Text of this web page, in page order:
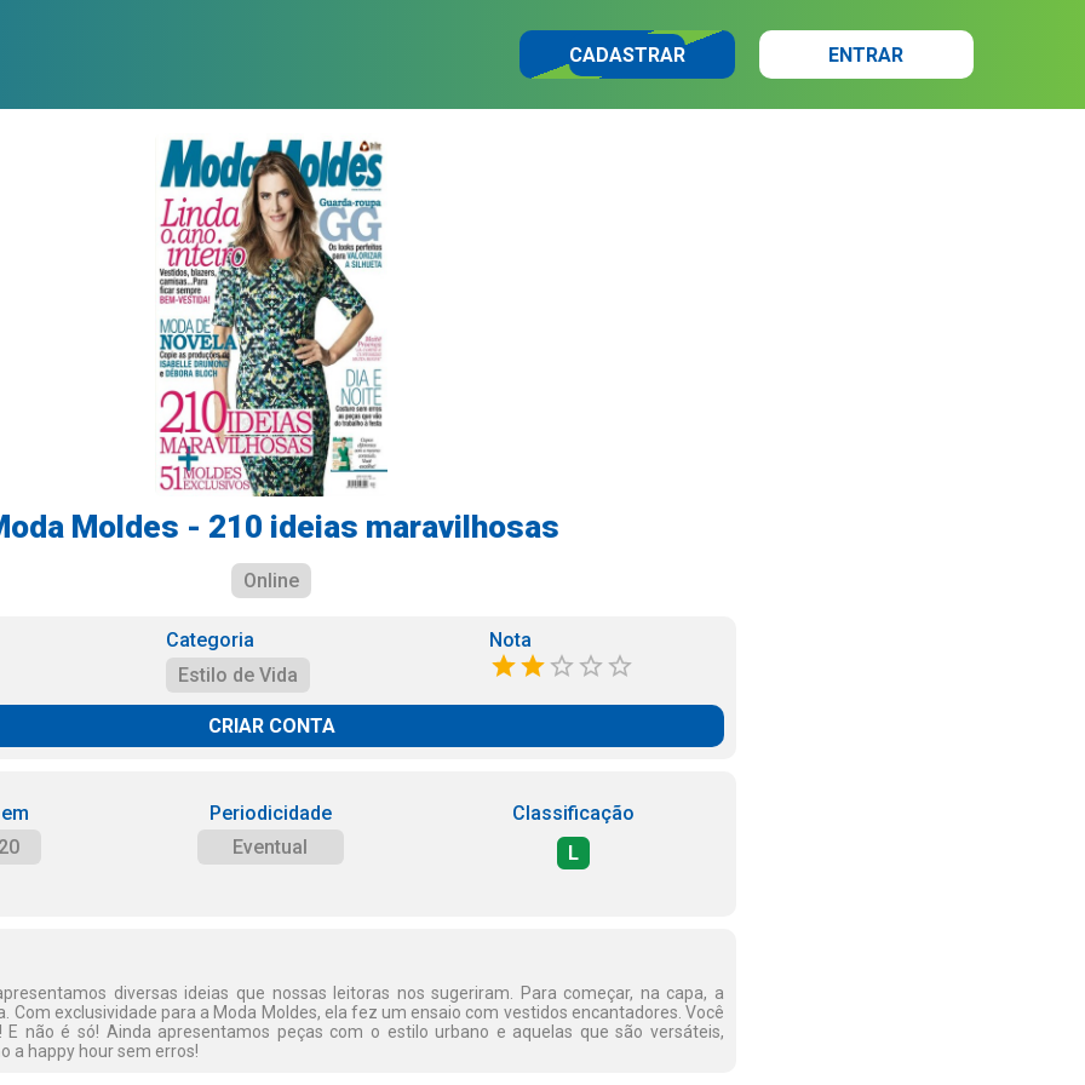
CADASTRAR ENTRAR
Moldes - 210 ideias maravilhosas
Online
Categoria
Estilo de Vida
Nota
CRIAR CONTA
Periodicidade
Eventual
Classificação
L
diversas ideias que nossas leitoras nos sugeriram. Para começar, na capa, a
Com exclusividade para a Moda Moldes, ela fez um ensaio com vestidos encantadores. Você
não é só! Ainda apresentamos peças com o estilo urbano e aquelas que são versáteis,
a happy hour sem erros!